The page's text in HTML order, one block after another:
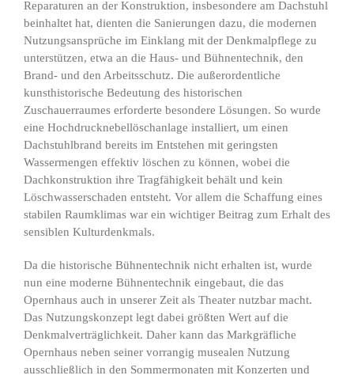
Reparaturen an der Konstruktion, insbesondere am Dachstuhl
beinhaltet hat, dienten die Sanierungen dazu, die modernen
Nutzungsansprüche im Einklang mit der Denkmalpflege zu
unterstützen, etwa an die Haus- und Bühnentechnik, den
Brand- und den Arbeitsschutz. Die außerordentliche
kunsthistorische Bedeutung des historischen
Zuschauerraumes erforderte besondere Lösungen. So wurde
eine Hochdrucknebellöschanlage installiert, um einen
Dachstuhlbrand bereits im Entstehen mit geringsten
Wassermengen effektiv löschen zu können, wobei die
Dachkonstruktion ihre Tragfähigkeit behält und kein
Löschwasserschaden entsteht. Vor allem die Schaffung eines
stabilen Raumklimas war ein wichtiger Beitrag zum Erhalt des
sensiblen Kulturdenkmals.
Da die historische Bühnentechnik nicht erhalten ist, wurde
nun eine moderne Bühnentechnik eingebaut, die das
Opernhaus auch in unserer Zeit als Theater nutzbar macht.
Das Nutzungskonzept legt dabei größten Wert auf die
Denkmalverträglichkeit. Daher kann das Markgräfliche
Opernhaus neben seiner vorrangig musealen Nutzung
ausschließlich in den Sommermonaten mit Konzerten und